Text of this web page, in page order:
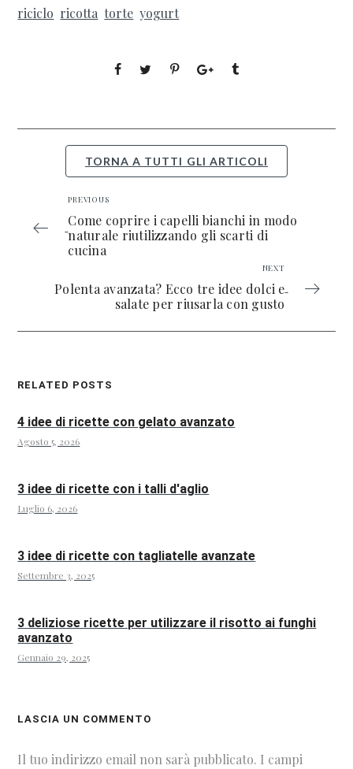
riciclo ricotta torte yogurt
TORNA A TUTTI GLI ARTICOLI
PREVIOUS
Come coprire i capelli bianchi in modo
naturale riutilizzando gli scarti di
cucina
NEXT
Polenta avanzata? Ecco tre idee dolci e
salate per riusarla con gusto
RELATED POSTS
4 idee di ricette con gelato avanzato
Agosto 5, 2026
3 idee di ricette con i talli d'aglio
Luglio 6, 2026
3 idee di ricette con tagliatelle avanzate
Settembre 3, 2025
3 deliziose ricette per utilizzare il risotto ai funghi
avanzato
Gennaio 29, 2025
LASCIA UN COMMENTO
Il tuo indirizzo email non sarà pubblicato. I campi